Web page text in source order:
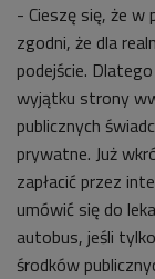
- Cieszę się, że
zgodni, że dla
podejście.
wyjątku strony
publicznych
prywatne. Już
zapłacić przez
umówić się do
autobus, jeśli
środków